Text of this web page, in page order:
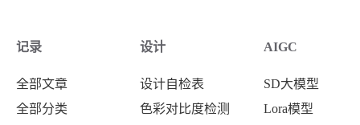
记录
全部文章
全部分类
设计
设计自检表
色彩对比度检测
AIGC
SD大模型
Lora模型